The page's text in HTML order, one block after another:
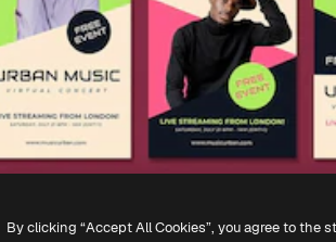
By clicking “Accept All Cookies”, you agree to the